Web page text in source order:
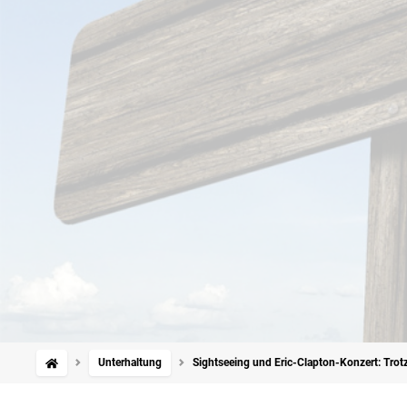
Unterhaltung Sightseeing und Eric-Clapton-Konzert: